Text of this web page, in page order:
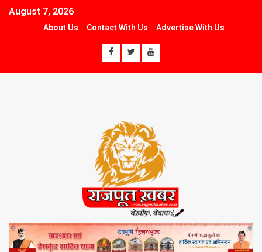
August 7, 2026
About Us Contact With Us Advertise With Us